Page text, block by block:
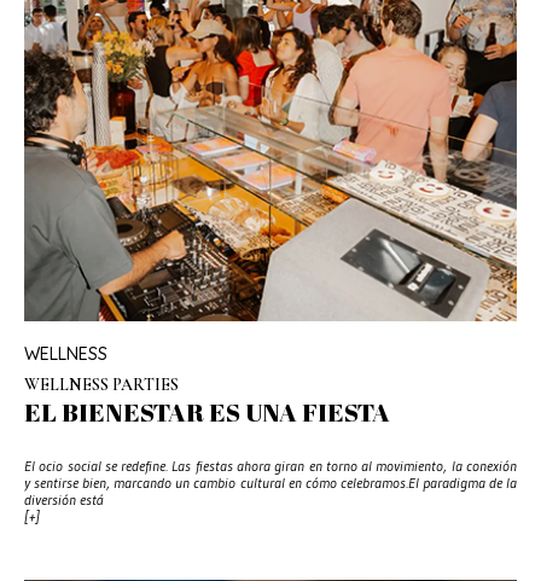
WELLNESS
WELLNESS PARTIES
EL BIENESTAR ES UNA FIESTA
El ocio social se redefine. Las fiestas ahora giran en torno al movimiento, la conexión
y sentirse bien, marcando un cambio cultural en cómo celebramos.El paradigma de la
diversión está
[+]